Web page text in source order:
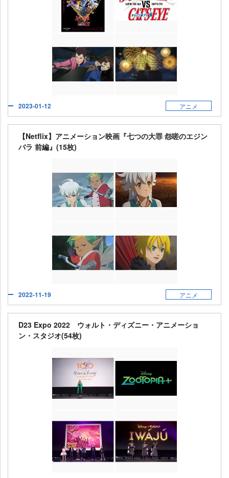
2023-01-12 アニメ
【Netflix】アニメーション映画『七つの大罪 怨嗟のエジン
バラ 前編』(15枚)
2022-11-19 アニメ
D23 Expo 2022 ウォルト・ディズニー・アニメーショ
ン・スタジオ(54枚)